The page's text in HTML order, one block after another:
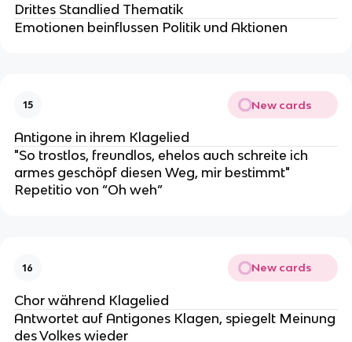
Drittes Standlied Thematik
Emotionen beinflussen Politik und Aktionen
15 New cards
Antigone in ihrem Klagelied
"So trostlos, freundlos, ehelos auch schreite ich
armes geschöpf diesen Weg, mir bestimmt"
Repetitio von “Oh weh”
16 New cards
Chor während Klagelied
Antwortet auf Antigones Klagen, spiegelt Meinung
des Volkes wieder